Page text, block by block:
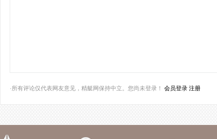
·所有评论仅代表网友意见，精艇网保持中立。您尚未登录！ 会员登录 注册